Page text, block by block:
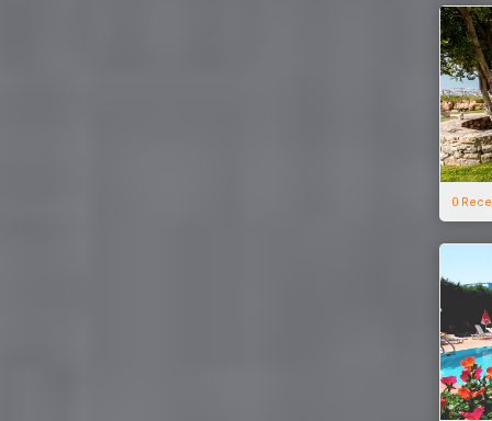
0